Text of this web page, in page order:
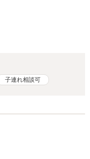
子連れ相談可